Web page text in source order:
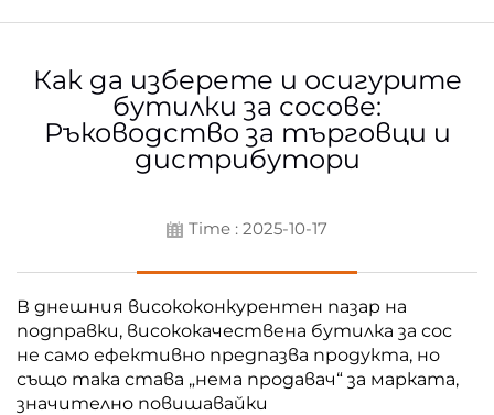
Как да изберете и осигурите
бутилки за сосове:
Ръководство за търговци и
дистрибутори
Time : 2025-10-17
В днешния висококонкурентен пазар на
подправки, висококачествена бутилка за сос
не само ефективно предпазва продукта, но
също така става „нема продавач“ за марката,
значително повишавайки